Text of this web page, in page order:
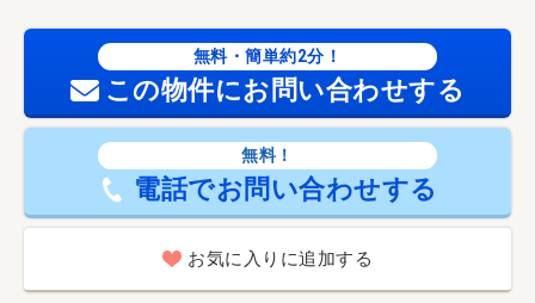
無料・簡単約2分！
この物件にお問い合わせする
無料！
電話でお問い合わせする
お気に入りに追加する